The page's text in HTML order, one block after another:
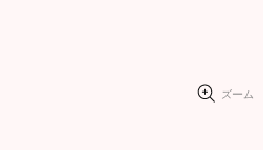
ズーム